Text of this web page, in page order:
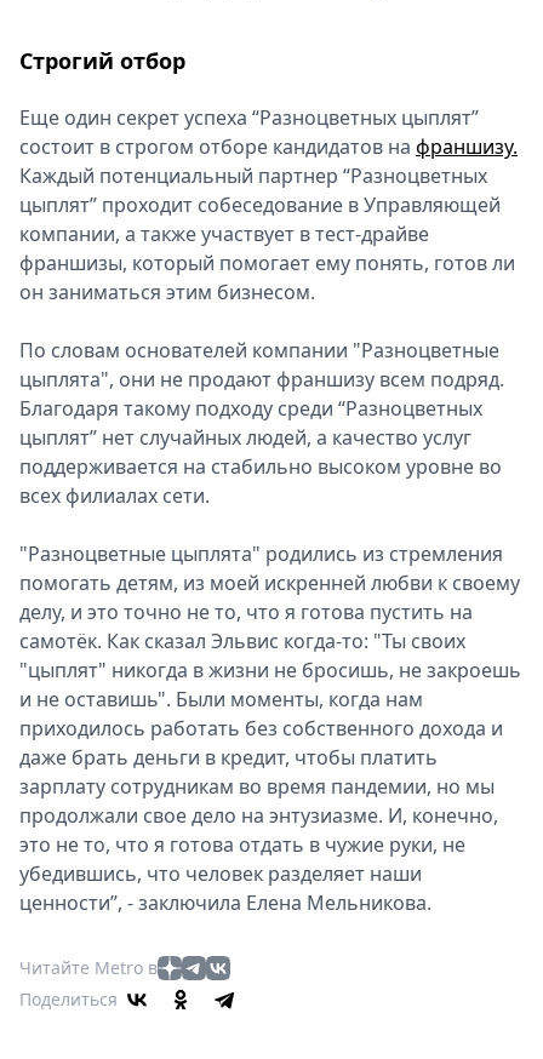
Строгий отбор
Еще один секрет успеха “Разноцветных цыплят”
состоит в строгом отборе кандидатов на франшизу.
Каждый потенциальный партнер “Разноцветных
цыплят” проходит собеседование в Управляющей
компании, а также участвует в тест-драйве
франшизы, который помогает ему понять, готов ли
он заниматься этим бизнесом.
По словам основателей компании "Разноцветные
цыплята", они не продают франшизу всем подряд.
Благодаря такому подходу среди “Разноцветных
цыплят” нет случайных людей, а качество услуг
поддерживается на стабильно высоком уровне во
всех филиалах сети.
"Разноцветные цыплята" родились из стремления
помогать детям, из моей искренней любви к своему
делу, и это точно не то, что я готова пустить на
самотёк. Как сказал Эльвис когда-то: "Ты своих
"цыплят" никогда в жизни не бросишь, не закроешь
и не оставишь". Были моменты, когда нам
приходилось работать без собственного дохода и
даже брать деньги в кредит, чтобы платить
зарплату сотрудникам во время пандемии, но мы
продолжали свое дело на энтузиазме. И, конечно,
это не то, что я готова отдать в чужие руки, не
убедившись, что человек разделяет наши
ценности”, - заключила Елена Мельникова.
Читайте Metro в
Поделиться